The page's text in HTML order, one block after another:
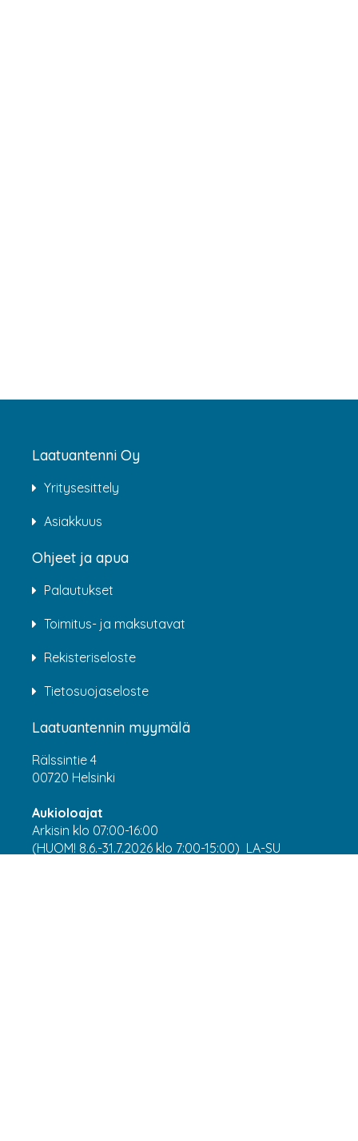
Laatuantenni Oy
Yritysesittely
Asiakkuus
Ohjeet ja apua
Palautukset
Toimitus- ja maksutavat
Rekisteriseloste
Tietosuojaseloste
Laatuantennin myymälä
Rälssintie 4
00720 Helsinki
Aukioloajat
Arkisin klo 07:00-16:00
(HUOM! 8.6.-31.7.2026 klo 7:00-15:00) LA-SU